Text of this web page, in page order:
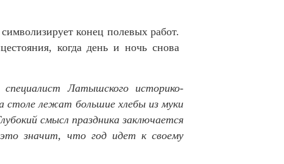
конец полевых работ.
когда день и ночь снова
Латышского историко-
столе лежат большие хлебы из муки
смысл праздника заключается
значит, что год идет к своему